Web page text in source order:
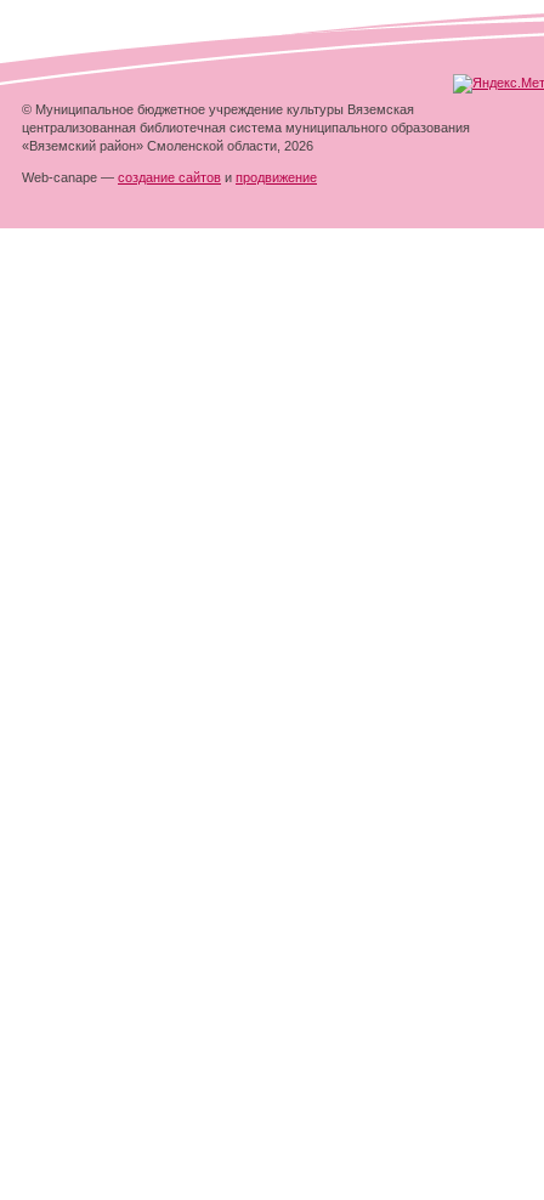
© Муниципальное бюджетное учреждение культуры Вяземская
централизованная библиотечная система муниципального образования
«Вяземский район» Смоленской области, 2026
Web-canape — создание сайтов и продвижение